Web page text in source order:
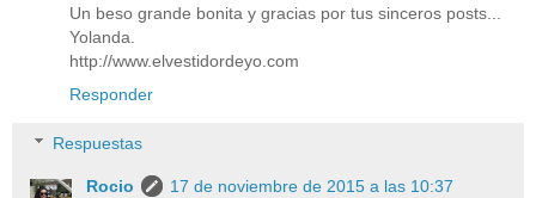
Un beso grande bonita y gracias por tus sinceros posts...
Yolanda.
http://www.elvestidordeyo.com
Responder
Respuestas
Rocio
17 de noviembre de 2015 a las 10:37